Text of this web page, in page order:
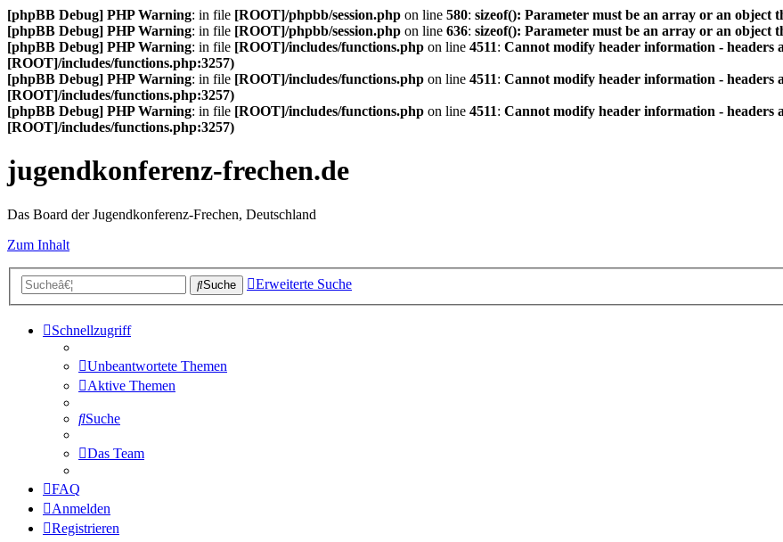
[phpBB Debug] PHP Warning: in file [ROOT]/phpbb/session.php on line 580: sizeof(): Parameter must be an array or an object
[phpBB Debug] PHP Warning: in file [ROOT]/phpbb/session.php on line 636: sizeof(): Parameter must be an array or an object
[phpBB Debug] PHP Warning: in file [ROOT]/includes/functions.php on line 4511: Cannot modify header information - headers
[ROOT]/includes/functions.php:3257)
[phpBB Debug] PHP Warning: in file [ROOT]/includes/functions.php on line 4511: Cannot modify header information - headers
[ROOT]/includes/functions.php:3257)
[phpBB Debug] PHP Warning: in file [ROOT]/includes/functions.php on line 4511: Cannot modify header information - headers
[ROOT]/includes/functions.php:3257)
jugendkonferenz-frechen.de
Das Board der Jugendkonferenz-Frechen, Deutschland
Zum Inhalt
Suche Erweiterte Suche
Schnellzugriff
Unbeantwortete Themen
Aktive Themen
Suche
Das Team
FAQ
Anmelden
Registrieren